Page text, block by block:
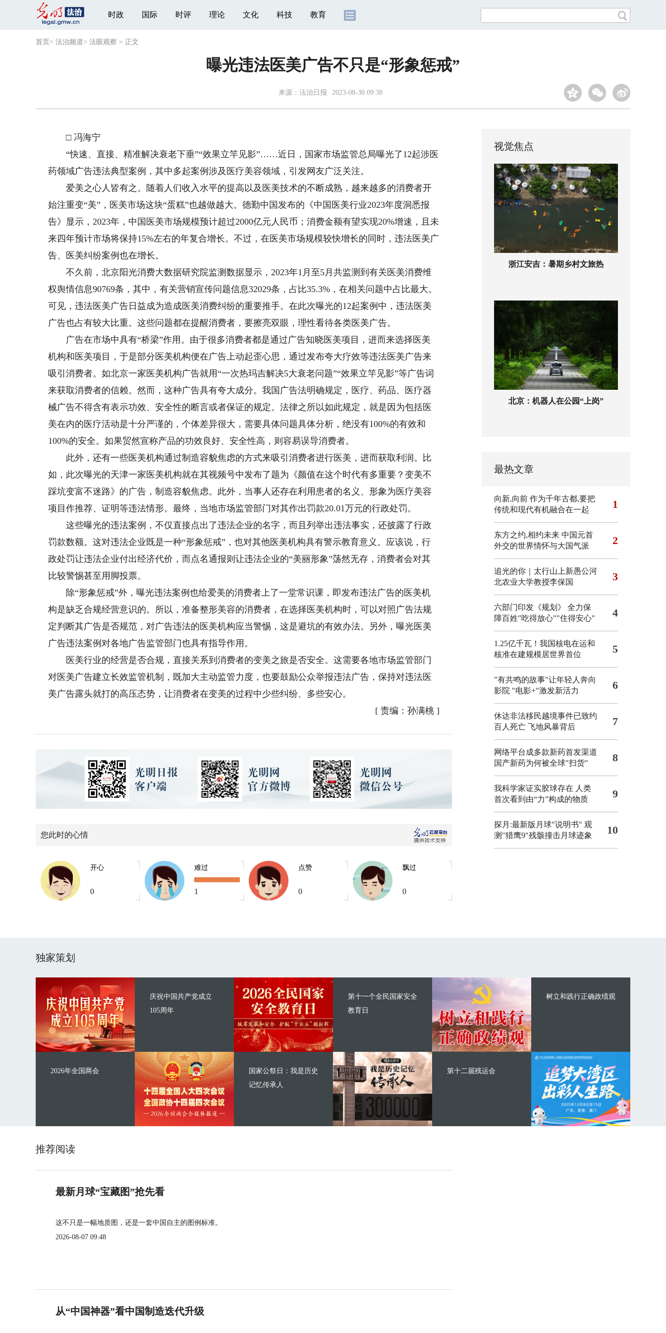
时政 国际 时评 理论 文化 科技 教育
首页 > 法治频道> 法眼观察 > 正文
曝光违法医美广告不只是“形象惩戒”
来源： 法治日报 2023-08-30 09:38
□ 冯海宁
“快速、直接、精准解决衰老下垂”“效果立竿见影”……近日，国家市场监管总局曝光了12起涉医
药领域广告违法典型案例，其中多起案例涉及医疗美容领域，引发网友广泛关注。
爱美之心人皆有之。随着人们收入水平的提高以及医美技术的不断成熟，越来越多的消费者开
始注重变“美”，医美市场这块“蛋糕”也越做越大。德勤中国发布的《中国医美行业2023年度洞悉报
告》显示，2023年，中国医美市场规模预计超过2000亿元人民币；消费金额有望实现20%增速，且未
来四年预计市场将保持15%左右的年复合增长。不过，在医美市场规模较快增长的同时，违法医美广
告、医美纠纷案例也在增长。
不久前，北京阳光消费大数据研究院监测数据显示，2023年1月至5月共监测到有关医美消费维
权舆情信息90769条，其中，有关营销宣传问题信息32029条，占比35.3%，在相关问题中占比最大。
可见，违法医美广告日益成为造成医美消费纠纷的重要推手。在此次曝光的12起案例中，违法医美
广告也占有较大比重。这些问题都在提醒消费者，要擦亮双眼，理性看待各类医美广告。
广告在市场中具有“桥梁”作用。由于很多消费者都是通过广告知晓医美项目，进而来选择医美
机构和医美项目，于是部分医美机构便在广告上动起歪心思，通过发布夸大疗效等违法医美广告来
吸引消费者。如北京一家医美机构广告就用“一次热玛吉解决5大衰老问题”“效果立竿见影”等广告词
来获取消费者的信赖。然而，这种广告具有夸大成分。我国广告法明确规定，医疗、药品、医疗器
械广告不得含有表示功效、安全性的断言或者保证的规定。法律之所以如此规定，就是因为包括医
美在内的医疗活动是十分严谨的，个体差异很大，需要具体问题具体分析，绝没有100%的有效和
100%的安全。如果贸然宣称产品的功效良好、安全性高，则容易误导消费者。
此外，还有一些医美机构通过制造容貌焦虑的方式来吸引消费者进行医美，进而获取利润。比
如，此次曝光的天津一家医美机构就在其视频号中发布了题为《颜值在这个时代有多重要？变美不
踩坑变富不迷路》的广告，制造容貌焦虑。此外，当事人还存在利用患者的名义、形象为医疗美容
项目作推荐、证明等违法情形。最终，当地市场监管部门对其作出罚款20.01万元的行政处罚。
这些曝光的违法案例，不仅直接点出了违法企业的名字，而且列举出违法事实，还披露了行政
罚款数额。这对违法企业既是一种“形象惩戒”，也对其他医美机构具有警示教育意义。应该说，行
政处罚让违法企业付出经济代价，而点名通报则让违法企业的“美丽形象”荡然无存，消费者会对其
比较警惕甚至用脚投票。
除“形象惩戒”外，曝光违法案例也给爱美的消费者上了一堂常识课，即发布违法广告的医美机
构是缺乏合规经营意识的。所以，准备整形美容的消费者，在选择医美机构时，可以对照广告法规
定判断其广告是否规范，对广告违法的医美机构应当警惕，这是避坑的有效办法。另外，曝光医美
广告违法案例对各地广告监管部门也具有指导作用。
医美行业的经营是否合规，直接关系到消费者的变美之旅是否安全。这需要各地市场监管部门
对医美广告建立长效监管机制，既加大主动监管力度，也要鼓励公众举报违法广告，保持对违法医
美广告露头就打的高压态势，让消费者在变美的过程中少些纠纷、多些安心。
[ 责编：孙满桃]
您此时的心情
开心
0
难过
1
点赞
0
飘过
0
视觉焦点
浙江安吉：暑期乡村文旅热
北京：机器人在公园“上岗”
最热文章
向新,向前 作为千年古都,要把
传统和现代有机融合在一起
1
东方之约,相约未来 中国元首
外交的世界情怀与大国气派
2
追光的你｜太行山上新愚公河
北农业大学教授李保国
3
六部门印发《规划》 全力保
障百姓"吃得放心""住得安心"
4
1.25亿千瓦！我国核电在运和
核准在建规模居世界首位
5
"有共鸣的故事"让年轻人奔向
影院 "电影+"激发新活力 6
休达非法移民越境事件已致约
百人死亡 飞地风暴背后 7
网络平台成多款新药首发渠道
国产新药为何被全球"扫货"
8
我科学家证实胶球存在 人类
首次看到由“力”构成的物质
9
探月:最新版月球"说明书" 观
测"猎鹰9"残骸撞击月球迹象
10
独家策划
庆祝中国共产党成立
105周年
2026年全国两会
第十一个全民国家安全
教育日
国家公祭日：我是历史
记忆传承人
树立和践行正确政绩观
第十二届残运会
推荐阅读
最新月球“宝藏图”抢先看
这不只是一幅地质图，还是一套中国自主的图例标准。
2026-08-07 09:48
从“中国神器”看中国制造迭代升级